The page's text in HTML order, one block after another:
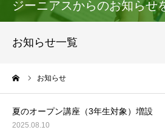
ジーニアスからのお知らせ
お知らせ一覧
お知らせ
夏のオープン講座（3年生対象）増設
2025.08.10
お問い合わせ